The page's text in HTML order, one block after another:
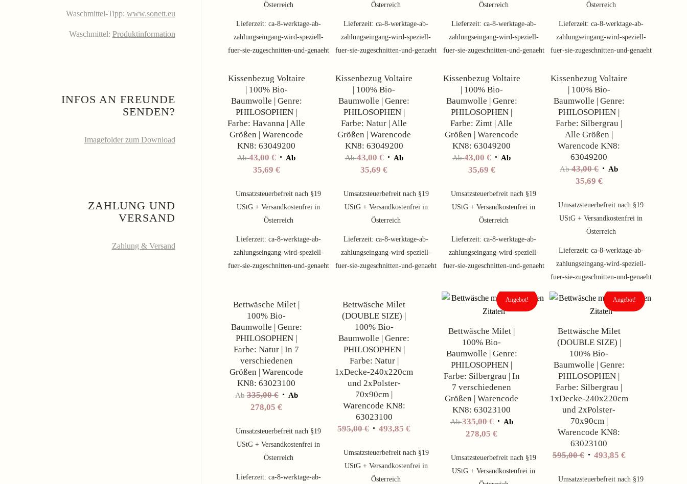
Österreich
Lieferzeit: ca-8-werktage-ab-
zahlungseingang-wird-speziell-
fuer-sie-zugeschnitten-und-genaeht
Österreich
Lieferzeit:ca-8-werktage-ab-
zahlungseingang-wird-speziell-
fuer-sie-zugeschnitten-und-genaeht
Österreich
Lieferzeit: ca-8-werktage-ab-
zahlungseingang-wird-speziell-
fuer-sie-zugeschnitten-und-genaeht
Österreich
Lieferzeit: ca-8-werktage-ab-
zahlungseingang-wird-speziell-
fuer-sie-zugeschnitten-und-genaeht
Kissenbezug Voltaire
| 100% Bio-
Baumwolle | Genre:
PHILOSOPHEN |
Farbe: Havanna | Alle
Größen | Warencode
KN8: 63049200
Ab43,00€ Ab
35,69 €
Angebot!
Umsatzsteuerbefreit nach §19
UStG + Versandkostenfrei in
Österreich
Lieferzeit: ca-8-werktage-ab-
zahlungseingang-wird-speziell-
fuer-sie-zugeschnitten-und-genaeht
Kissenbezug Voltaire
| 100% Bio-
Baumwolle | Genre:
PHILOSOPHEN |
Farbe: Natur | Alle
Größen | Warencode
KN8: 63049200
Ab43,00€ Ab
35,69€
Angebot!
Umsatzsteuerbefreit nach §19
UStG + Versandkostenfrei in
Österreich
Lieferzeit:ca-8-werktage-ab-
zahlungseingang-wird-speziell-
fuer-sie-zugeschnitten-und-genaeht
Kissenbezug Voltaire
| 100% Bio-
Baumwolle | Genre:
PHILOSOPHEN |
Farbe: Zimt | Alle
Größen | Warencode
KN8: 63049200
Ab43,00€ Ab
35,69 €
Angebot!
Umsatzsteuerbefreit nach §19
UStG + Versandkostenfrei in
Österreich
Lieferzeit: ca-8-werktage-ab-
zahlungseingang-wird-speziell-
fuer-sie-zugeschnitten-und-genaeht
Kissenbezug Voltaire
| 100% Bio-
Baumwolle | Genre:
PHILOSOPHEN |
Farbe: Silbergrau |
Alle Größen |
Warencode KN8:
63049200
Ab43,00€ Ab
35,69 €
Angebot!
Umsatzsteuerbefreit nach §19
UStG + Versandkostenfrei in
Österreich
Lieferzeit: ca-8-werktage-ab-
zahlungseingang-wird-speziell-
fuer-sie-zugeschnitten-und-genaeht
Bettwäsche Milet |
100% Bio-
Baumwolle | Genre:
PHILOSOPHEN |
Farbe: Natur | In 7
verschiedenen
Größen | Warencode
KN8: 63023100
Ab335,00€ Ab
278,05€
Umsatzsteuerbefreit nach §19
UStG + Versandkostenfrei in
Österreich
Lieferzeit: ca-8-werktage-ab-
Bettwäsche Milet
(DOUBLE SIZE) |
100% Bio-
Baumwolle | Genre:
PHILOSOPHEN |
Farbe: Natur |
1xDecke-240x220cm
und 2xPolster-
70x90cm |
Warencode KN8:
63023100
595,00€ Ursprünglicher
war:
595,00 €
493,85€Aktueller
ist:
493,85 €.
Umsatzsteuerbefreit nach §19
UStG + Versandkostenfrei in
Österreich
Bettwäsche Milet |
100% Bio-
Baumwolle | Genre:
PHILOSOPHEN |
Farbe: Silbergrau | In
7 verschiedenen
Größen | Warencode
KN8: 63023100
Ab335,00€ Ab
278,05€
Angebot!
Umsatzsteuerbefreit nach §19
UStG + Versandkostenfrei in
Bettwäsche Milet
(DOUBLE SIZE) |
100% Bio-
Baumwolle | Genre:
PHILOSOPHEN |
Farbe: Silbergrau |
1xDecke-240x220cm
und 2xPolster-
70x90cm |
Warencode KN8:
63023100
595,00€ Ursprünglicher
war:
493,85 €Aktueller
ist:
Angebot!
Umsatzsteuerbefreit nach §19
Waschmittel-Tipp: www.sonett.eu
Waschmittel: Produktinformation
INFOS AN FREUNDE
SENDEN?
Imagefolder zum Download
ZAHLUNG UND
VERSAND
Zahlung & Versand